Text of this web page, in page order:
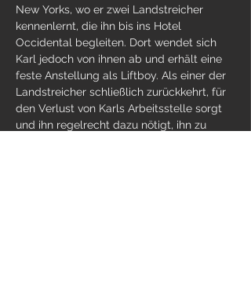
New Yorks, wo er zwei Landstreicher
kennenlernt, die ihn bis ins Hotel
Occidental begleiten. Dort wendet sich
Karl jedoch von ihnen ab und erhält eine
feste Anstellung als Liftboy. Als einer der
Landstreicher schließlich zurückkehrt, für
den Verlust von Karls Arbeitsstelle sorgt
und ihn regelrecht dazu nötigt, ihn zu